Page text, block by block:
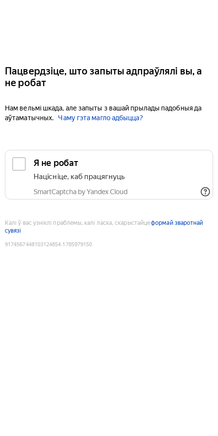
Пацвердзіце, што запыты адпраўлялі вы, а
не робат
Нам вельмі шкада, але запыты з вашай прылады падобныя да
аўтаматычных.
Чаму гэта магло адбыцца?
Я не робат
Націсніце, каб працягнуць
SmartCaptcha by Yandex Cloud
Калі ў вас узніклі праблемы, калі ласка, скарыстайцеформай зваротнай
сувязі
9174567448103124854:1785979150